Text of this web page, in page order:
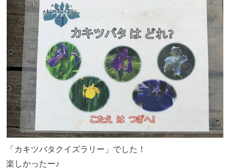
「カキツバタクイズラリー」でした！
楽しかったー♪